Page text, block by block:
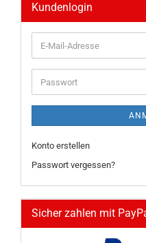
Kundenlogin
E-
Mail-
Adresse
Passwort
Konto erstellen
Passwort vergessen?
Sicher zahlen mit